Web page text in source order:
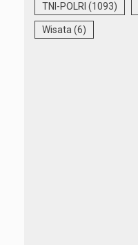
TNI-POLRI (1093)
Wisata (6)